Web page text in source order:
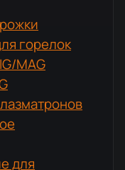
горелок
MAG
для